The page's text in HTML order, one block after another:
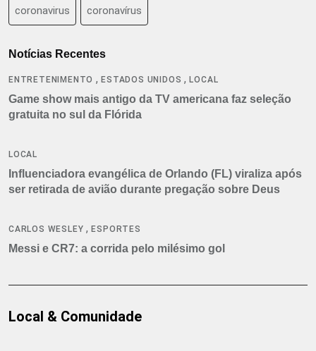
coronavirus coronavírus
Notícias Recentes
ENTRETENIMENTO ,ESTADOS UNIDOS ,LOCAL
Game show mais antigo da TV americana faz seleção
gratuita no sul da Flórida
LOCAL
Influenciadora evangélica de Orlando (FL) viraliza após
ser retirada de avião durante pregação sobre Deus
CARLOS WESLEY ,ESPORTES
Messi e CR7: a corrida pelo milésimo gol
Local & Comunidade